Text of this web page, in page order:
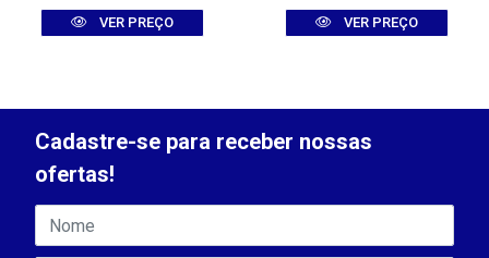
VER PREÇO VER PREÇO
Cadastre-se para receber nossas
ofertas!